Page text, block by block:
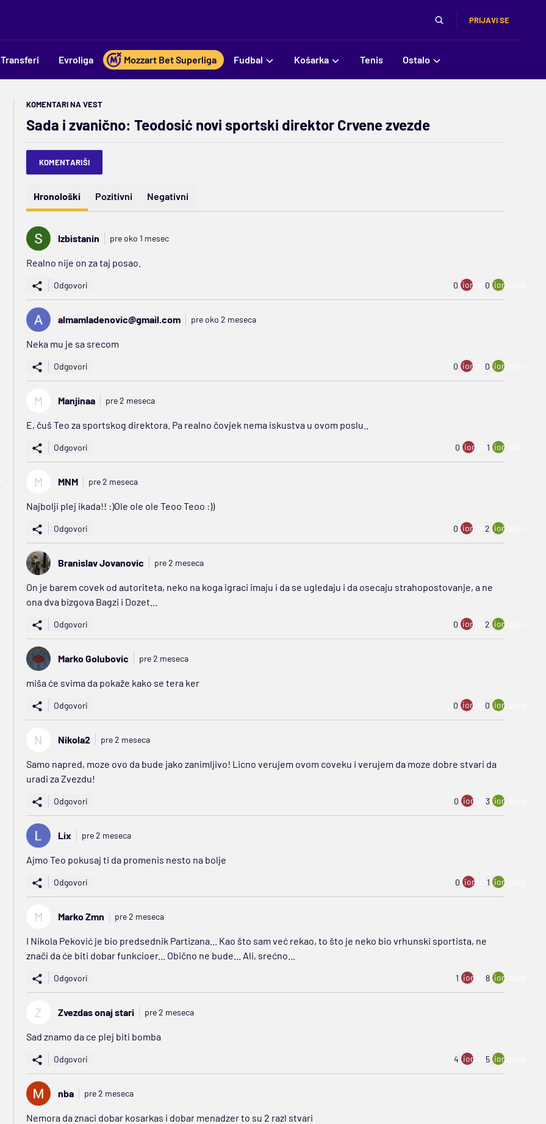
PRIJAVI SE
Transferi Evroliga Mozzart Bet Superliga Fudbal Košarka Tenis Ostalo
KOMENTARI NA VEST
Sada i zvanično: Teodosić novi sportski direktor Crvene zvezde
KOMENTARIŠI
Hronološki Pozitivni Negativni
Izbistanin pre oko 1 mesec
Realno nije on za taj posao.
Odgovori 0 ion:minus
0 ion:plus
almamladenovic@gmail.com pre oko 2 meseca
Neka mu je sa srecom
Odgovori 0 ion:minus
0 ion:plus
M Manjinaa pre 2 meseca
E, čuš Teo za sportskog direktora. Pa realno čovjek nema iskustva u ovom poslu..
Odgovori 0 ion:minus
1 ion:plus
M MNM pre 2 meseca
Najbolji plej ikada!! :)Ole ole ole Teoo Teoo :))
Odgovori 0 ion:minus
2 ion:plus
Branislav Jovanovic pre 2 meseca
On je barem covek od autoriteta, neko na koga igraci imaju i da se ugledaju i da osecaju strahopostovanje, a ne
ona dva bizgova Bagzi i Dozet...
Odgovori 0 ion:minus
2 ion:plus
Marko Golubovic pre 2 meseca
miša će svima da pokaže kako se tera ker
Odgovori 0 ion:minus
0 ion:plus
N Nikola2 pre 2 meseca
Samo napred, moze ovo da bude jako zanimljivo! Licno verujem ovom coveku i verujem da moze dobre stvari da
uradi za Zvezdu!
Odgovori 0 ion:minus
3 ion:plus
Lix pre 2 meseca
Ajmo Teo pokusaj ti da promenis nesto na bolje
Odgovori 0 ion:minus
1 ion:plus
M Marko Zmn pre 2 meseca
I Nikola Peković je bio predsednik Partizana... Kao što sam već rekao, to što je neko bio vrhunski sportista, ne
znači da će biti dobar funkcioer... Obično ne bude... Ali, srećno...
Odgovori 1 ion:minus
8 ion:plus
Z Zvezdas onaj stari pre 2 meseca
Sad znamo da ce plej biti bomba
Odgovori 4 ion:minus
5 ion:plus
nba pre 2 meseca
Nemora da znaci dobar kosarkas i dobar menadzer to su 2 razl stvari